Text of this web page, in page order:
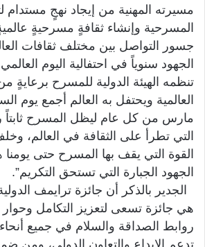
مسيرته المهنية من إيجاد نهجٍ مستدام
المسرحية وإنشاء ثقافةٍ مسرحيةٍ
جسور التواصل بين مختلف ثقافات
الجهود سنوياً في احتفالية اليوم
تنظمه الهيئة الدولية للمسرح برعايةٍ
العالمية ويحتفل به العالم أجمع يوم
مارس من كل عام ليظل المسرح ثابتاً
التي تطرأ على الثقافة في العالم،
القوة التي يقف بها المسرح حتى يومنا
الجهود الجبارة التي تستحق التكريم”.
الجدير بالذكر أن جائزة ترايمف
هي جائزة تسعى لتعزيز التكامل وحوار
روابط الصداقة والسلام في جميع أنحاء